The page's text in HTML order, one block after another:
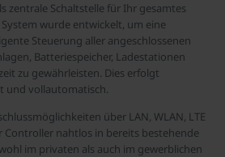
zentrale Schaltstelle für Ihr gesamtes
wurde entwickelt, um eine
Steuerung aller angeschlossenen
Batteriespeicher, Ladestationen
zu gewährleisten. Dies erfolgt
und vollautomatisch.
über LAN, WLAN, LTE
Controller nahtlos in bereits bestehende
im privaten als auch im gewerblichen